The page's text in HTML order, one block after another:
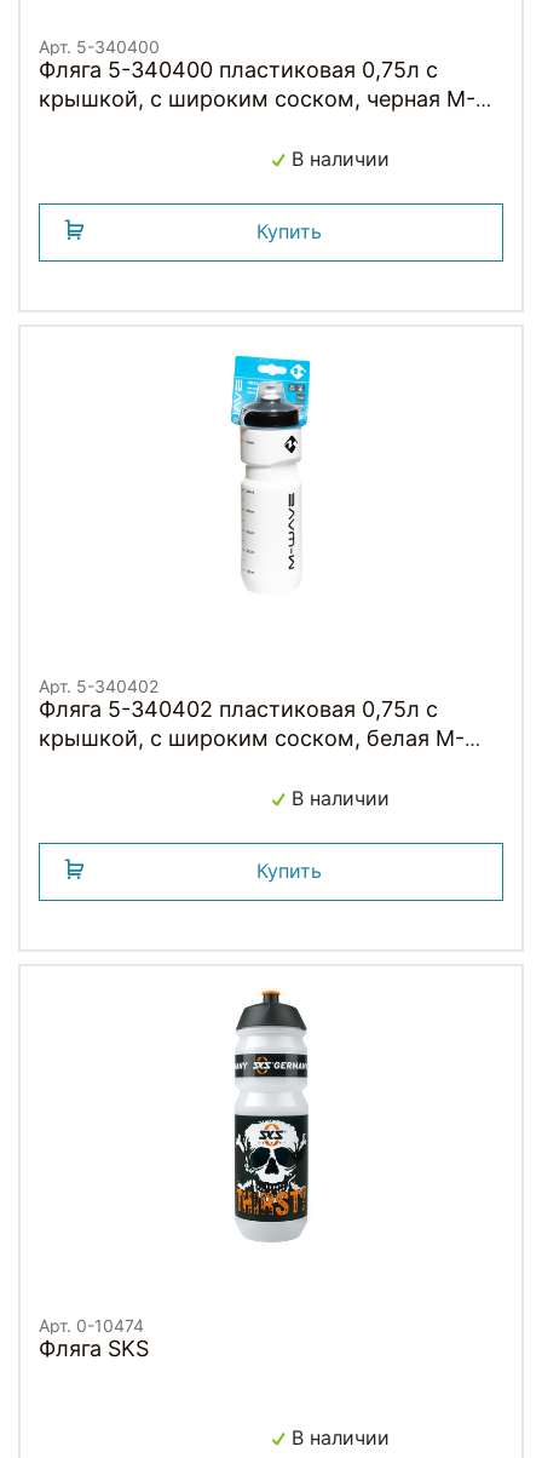
Арт. 5-340400
Фляга 5-340400 пластиковая 0,75л с
крышкой, с широким соском, черная M-
В наличии
Купить
Арт. 5-340402
Фляга 5-340402 пластиковая 0,75л с
крышкой, с широким соском, белая M-
В наличии
Купить
Арт. 0-10474
Фляга SKS
В наличии